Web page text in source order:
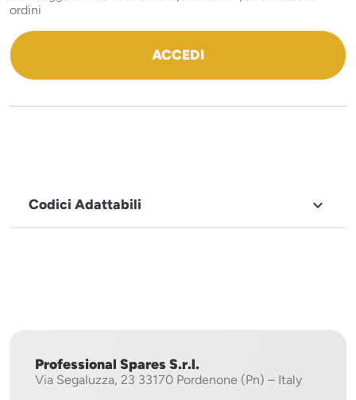
ordini
ACCEDI
Codici Adattabili 
Professional Spares S.r.l.
Via Segaluzza, 23 33170 Pordenone (Pn) – Italy